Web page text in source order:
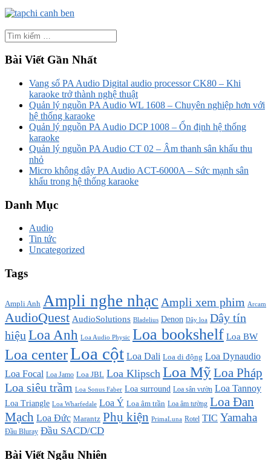
Bài Viết Gần Nhất
Vang số PA Audio Digital audio processor CK80 – Khi
karaoke trở thành nghệ thuật
Quản lý nguồn PA Audio WL 1608 – Chuyên nghiệp hơn với
hệ thống karaoke
Quản lý nguồn PA Audio DCP 1008 – Ổn định hệ thống
karaoke
Quản lý nguồn PA Audio CT 02 – Âm thanh sân khấu thu
nhỏ
Micro không dây PA Audio ACT-6000A – Sức mạnh sân
khấu trong hệ thống karaoke
Danh Mục
Audio
Tin tức
Uncategorized
Tags
Ampli Anh Ampli nghe nhạc Ampli xem phim Arcam
AudioQuest AudioSolutions Bladelius Denon Dây loa Dây tín
hiệu Loa Anh Loa Audio Physic Loa bookshelf Loa BW
Loa centerLoa cột Loa Dali Loa di động Loa Dynaudio
Loa Focal Loa Jamo Loa JBL Loa Klipsch Loa MỹLoa Pháp
Loa siêu trầm Loa Sonus Faber Loa surround Loa sân vườn Loa Tannoy
Loa Triangle Loa Wharfedale Loa Ý Loa âm trần Loa âm tường Loa Đan
Mạch Loa Đức Marantz Phụ kiện PrimaLuna Rotel TIC Yamaha
Đầu Bluray Đầu SACD/CD
Bài Viết Ngẫu Nhiên